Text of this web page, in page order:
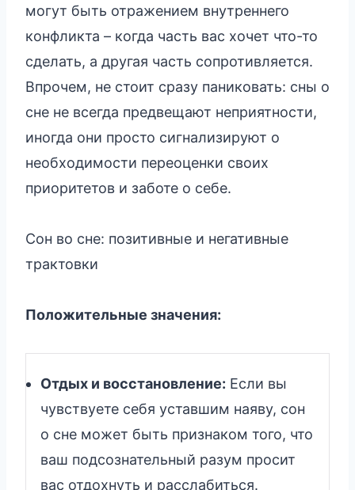
могут быть отражением внутреннего
конфликта – когда часть вас хочет что-то
сделать, а другая часть сопротивляется.
Впрочем, не стоит сразу паниковать: сны о
сне не всегда предвещают неприятности,
иногда они просто сигнализируют о
необходимости переоценки своих
приоритетов и заботе о себе.
Сон во сне: позитивные и негативные
трактовки
Положительные значения:
Отдых и восстановление: Если вы
чувствуете себя уставшим наяву, сон
о сне может быть признаком того, что
ваш подсознательный разум просит
вас отдохнуть и расслабиться.